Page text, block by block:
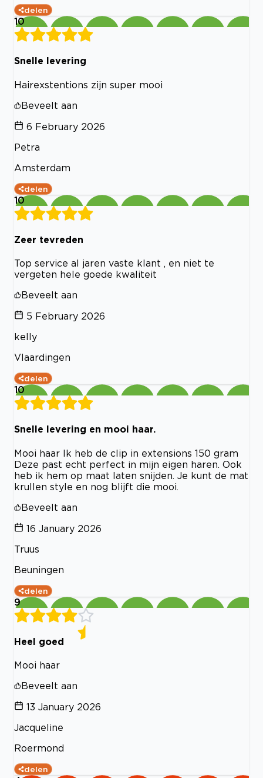
delen
10
Snelle levering
Hairexstentions zijn super mooi
Beveelt aan
6 February 2026
Petra
Amsterdam
delen
10
Zeer tevreden
Top service al jaren vaste klant , en niet te
vergeten hele goede kwaliteit
Beveelt aan
5 February 2026
kelly
Vlaardingen
delen
10
Snelle levering en mooi haar.
Mooi haar Ik heb de clip in extensions 150 gram
Deze past echt perfect in mijn eigen haren. Ook
heb ik hem op maat laten snijden. Je kunt de mat
krullen style en nog blijft die mooi.
Beveelt aan
16 January 2026
Truus
Beuningen
delen
9
Heel goed
Mooi haar
Beveelt aan
13 January 2026
Jacqueline
Roermond
delen